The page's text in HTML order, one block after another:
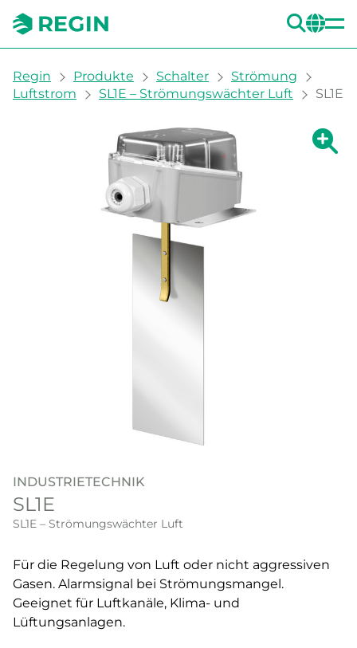
You are here:
Regin Produkte Schalter
Strömung
Luftstrom
SL1E – Strömungswächter Luft SL1E
Zeige
INDUSTRIETECHNIK
SL1E
SL1E – Strömungswächter Luft
Für die Regelung von Luft oder nicht aggressiven
Gasen. Alarmsignal bei Strömungsmangel.
Geeignet für Luftkanäle, Klima- und
Lüftungsanlagen.